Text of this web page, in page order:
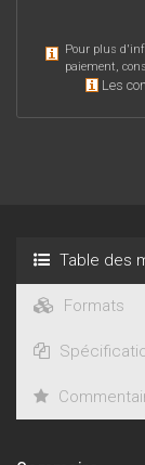
Pour plus
paiement,
Les
Table des
Formats